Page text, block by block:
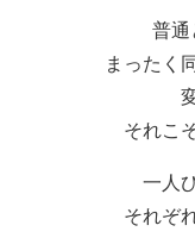
普通
まったく
それこ
一人
それぞ